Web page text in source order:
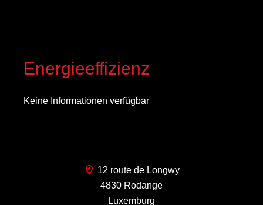
Energieeffizienz
Keine Informationen verfügbar
12 route de Longwy
4830 Rodange
Luxemburg